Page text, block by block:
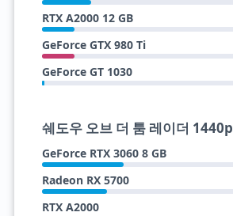
RTX A2000 12 GB
GeForce GTX 980 Ti
GeForce GT 1030
쉐도우 오브 더 툼 레이더 1440p
GeForce RTX 3060 8 GB
Radeon RX 5700
RTX A2000